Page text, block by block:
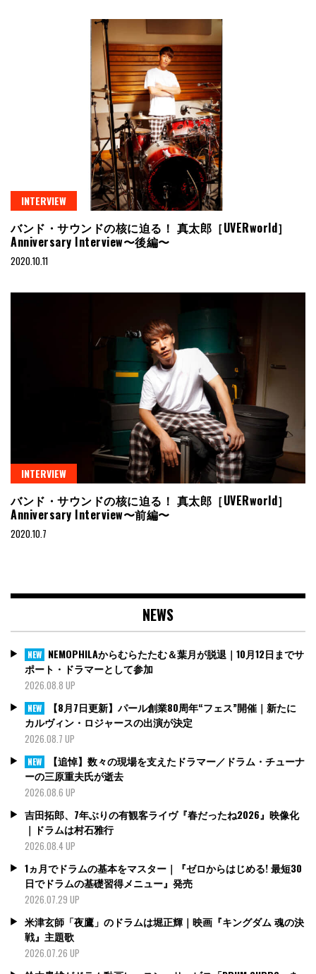
INTERVIEW
バンド・サウンドの核に迫る！ 真太郎［UVERworld］
Anniversary Interview〜後編〜
2020.10.11
INTERVIEW
バンド・サウンドの核に迫る！ 真太郎［UVERworld］
Anniversary Interview〜前編〜
2020.10.7
NEWS
NEW NEMOPHILAからむらたたむ＆葉月が脱退｜10月12日までサ
ポート・ドラマーとして参加
2026.08.8 UP
NEW
【8月7日更新】パール創業80周年“フェス”開催｜新たに
カルヴィン・ロジャースの出演が決定
2026.08.7 UP
NEW
【追悼】数々の現場を支えたドラマー／ドラム・チューナ
ーの三原重夫氏が逝去
2026.08.6 UP
吉田拓郎、7年ぶりの有観客ライヴ『春だったね2026』映像化
｜ドラムは村石雅行
2026.08.4 UP
1ヵ月でドラムの基本をマスター｜『ゼロからはじめる! 最短30
日でドラムの基礎習得メニュー』発売
2026.07.29 UP
米津玄師「夜鷹」のドラムは堀正輝｜映画『キングダム 魂の決
戦』主題歌
2026.07.26 UP